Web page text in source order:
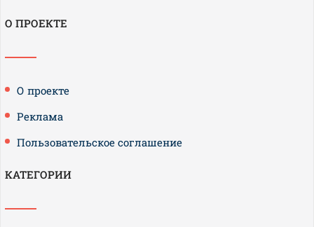
О ПРОЕКТЕ
О проекте
Реклама
Пользовательское соглашение
КАТЕГОРИИ